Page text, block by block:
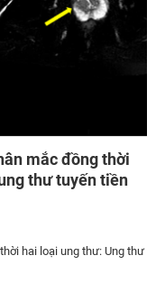
mắc đồng thời
thư tuyến tiền
hai loại ung thư: Ung thư